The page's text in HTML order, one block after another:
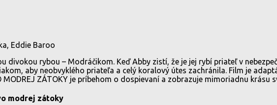
Eddie Baroo
divokou rybou – Modráčikom. Keď Abby zistí, že je jej rybí priateľ v
aby neobvyklého priateľa a celý koralový útes zachránila. Film je
ZÁTOKY je príbehom o dospievaní a zobrazuje mimoriadnu krásu
modrej zátoky